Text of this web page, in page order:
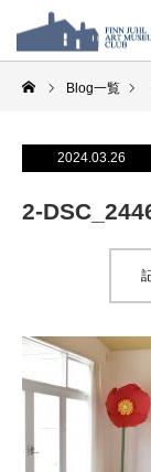
Blog一覧
2024.03.26
2-